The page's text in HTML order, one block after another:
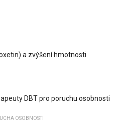
a zvýšení hmotnosti
DBT pro poruchu osobnosti
OSOBNOSTI